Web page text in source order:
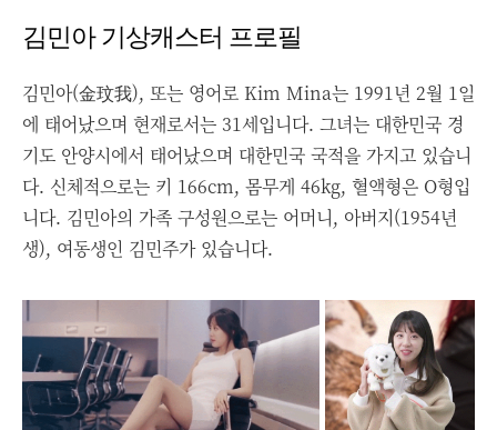
김민아 기상캐스터 프로필
김민아(金玟我), 또는 영어로 Kim Mina는 1991년 2월 1일
에 태어났으며 현재로서는 31세입니다. 그녀는 대한민국 경
기도 안양시에서 태어났으며 대한민국 국적을 가지고 있습니
다. 신체적으로는 키 166cm, 몸무게 46kg, 혈액형은 O형입
니다. 김민아의 가족 구성원으로는 어머니, 아버지(1954년
생), 여동생인 김민주가 있습니다.